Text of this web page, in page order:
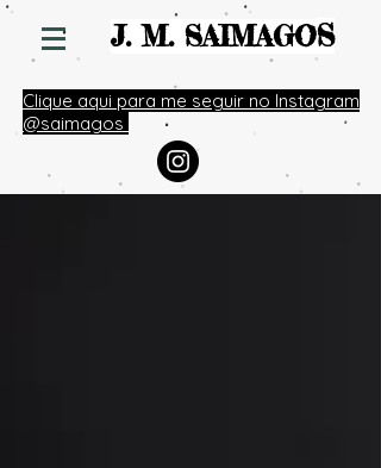
J. M. SAIMAGOS
Clique aqui para me seguir no Instagram
@saimagos